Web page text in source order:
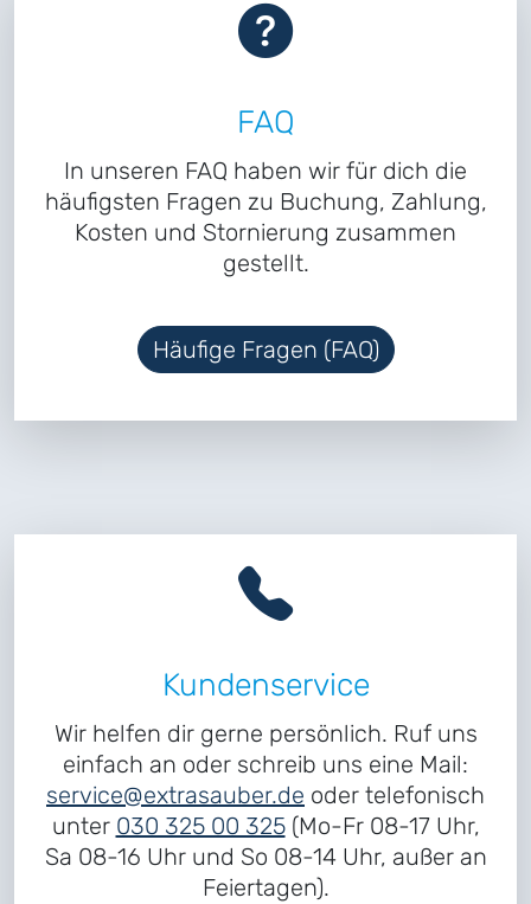
FAQ
In unseren FAQ haben wir für dich die
häufigsten Fragen zu Buchung, Zahlung,
Kosten und Stornierung zusammen
gestellt.
Häufige Fragen (FAQ)
Kundenservice
Wir helfen dir gerne persönlich. Ruf uns
einfach an oder schreib uns eine Mail:
service@extrasauber.de oder telefonisch
unter 030 325 00 325(Mo-Fr 08-17 Uhr,
Sa 08-16 Uhr und So 08-14 Uhr, außer an
Feiertagen).